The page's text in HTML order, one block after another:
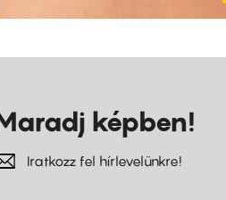
képben!
Iratkozz fel hírlevelünkre!